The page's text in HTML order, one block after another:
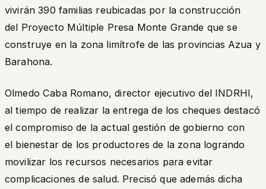
vivirán 390 familias reubicadas por la construcción
del Proyecto Múltiple Presa Monte Grande que se
construye en la zona limítrofe de las provincias Azua y
Barahona.
Olmedo Caba Romano, director ejecutivo del INDRHI,
al tiempo de realizar la entrega de los cheques destacó
el compromiso de la actual gestión de gobierno con
el bienestar de los productores de la zona logrando
movilizar los recursos necesarios para evitar
complicaciones de salud. Precisó que además dicha